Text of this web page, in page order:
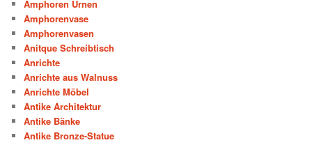
Amphoren Urnen
Amphorenvase
Amphorenvasen
Anitque Schreibtisch
Anrichte
Anrichte aus Walnuss
Anrichte Möbel
Antike Architektur
Antike Bänke
Antike Bronze-Statue